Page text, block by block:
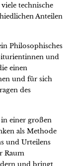
technische
Anteilen
Philosophisches
und
einen
und für sich
des
einer großen
als Methode
und Urteilens
Raum
und bringt